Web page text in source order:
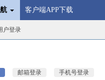
客户端APP下载
户登录
邮箱登录 手机号登录